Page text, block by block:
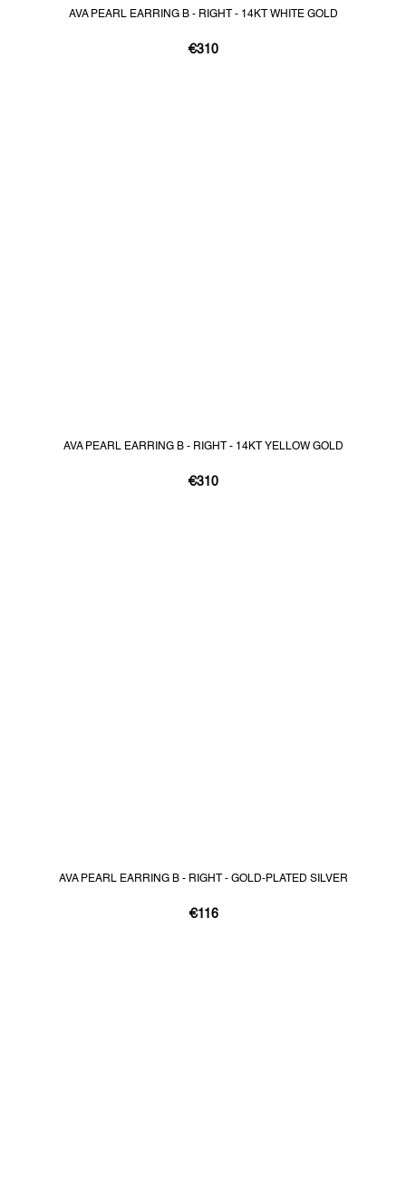
AVA PEARL EARRING B - RIGHT - 14KT WHITE GOLD
€310
AVA PEARL EARRING B - RIGHT - 14KT YELLOW GOLD
€310
AVA PEARL EARRING B - RIGHT - GOLD-PLATED SILVER
€116